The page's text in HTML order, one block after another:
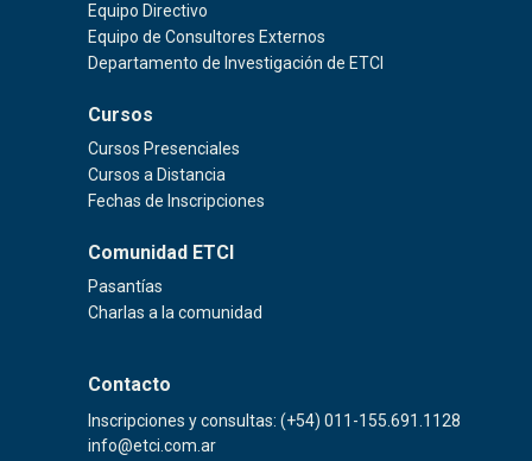
Equipo Directivo
Equipo de Consultores Externos
Departamento de Investigación de ETCI
Cursos
Cursos Presenciales
Cursos a Distancia
Fechas de Inscripciones
Comunidad ETCI
Pasantías
Charlas a la comunidad
Contacto
Inscripciones y consultas: (+54) 011-155.691.1128
info@etci.com.ar